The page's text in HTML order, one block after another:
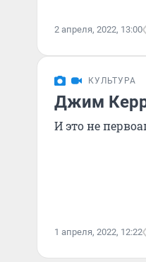
2 апреля, 2022, 13:00
КУЛЬТУРА
Джим
И это не
1 апреля, 2022, 12:22